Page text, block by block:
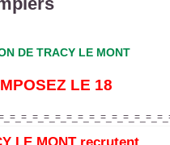
DE TRACY LE MONT
LE 18